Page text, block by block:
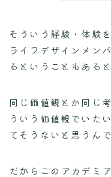
そういう経験・体験
ライフデザインメン
るということもある
同じ価値観とか同じ
ういう価値観でいた
てそうないと思うんで
だからこのアカデミ